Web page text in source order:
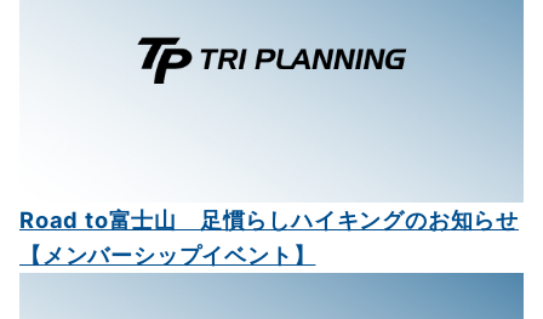
Road to富士山 足慣らしハイキングのお知らせ
【メンバーシップイベント】